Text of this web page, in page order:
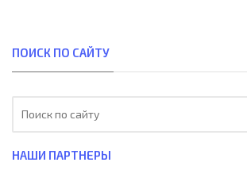
ПОИСК ПО САЙТУ
НАШИ ПАРТНЕРЫ